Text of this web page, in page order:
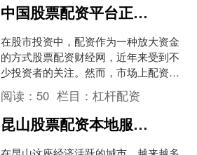
中国股票配资平台正规排行与操作指南
在股市投资中，配资作为一种放大资金
的方式股票配资财经网，近年来受到不
少投资者的关注。然而，市场上配资平
台鱼龙混杂，选择正规平台至关重要。
本文将为您梳理中国股票配....
阅读： 50 栏目：杠杆配资
昆山股票配资本地服务指南